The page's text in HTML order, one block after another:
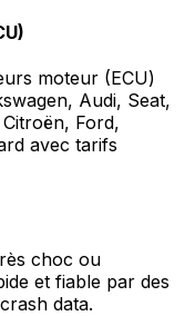
moteur (ECU)
Audi, Seat,
Ford,
avec tarifs
choc ou
et fiable par des
data.